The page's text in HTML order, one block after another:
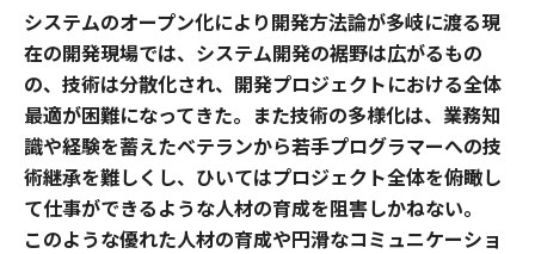
システムのオープン化により開発方法論が多岐に渡る現
在の開発現場では、システム開発の裾野は広がるもの
の、技術は分散化され、開発プロジェクトにおける全体
最適が困難になってきた。また技術の多様化は、業務知
識や経験を蓄えたベテランから若手プログラマーへの技
術継承を難しくし、ひいてはプロジェクト全体を俯瞰し
て仕事ができるような人材の育成を阻害しかねない。
このような優れた人材の育成や円滑なコミュニケーショ